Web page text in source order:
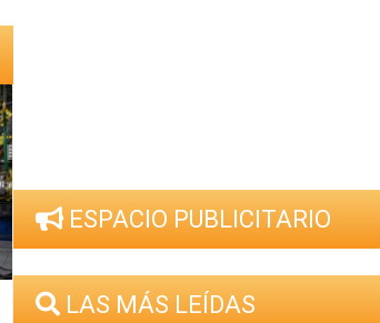
ESPACIO PUBLICITARIO
LAS MÁS LEÍDAS